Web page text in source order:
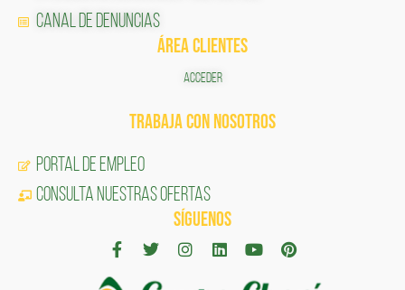
Canal de Denuncias
ÁREA CLIENTES
ACCEDER
TRABAJA CON NOSOTROS
Portal de Empleo
CONSULTA NUESTRAS OFERTAS
SÍGUENOS